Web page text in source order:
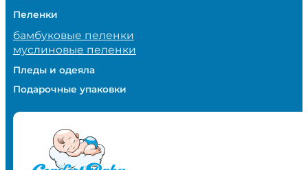
Пеленки
бамбуковые пеленки
муслиновые пеленки
Пледы и одеяла
Подарочные упаковки